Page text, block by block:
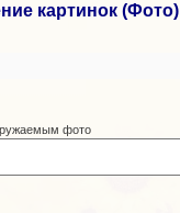
картинок (Фото)
фото